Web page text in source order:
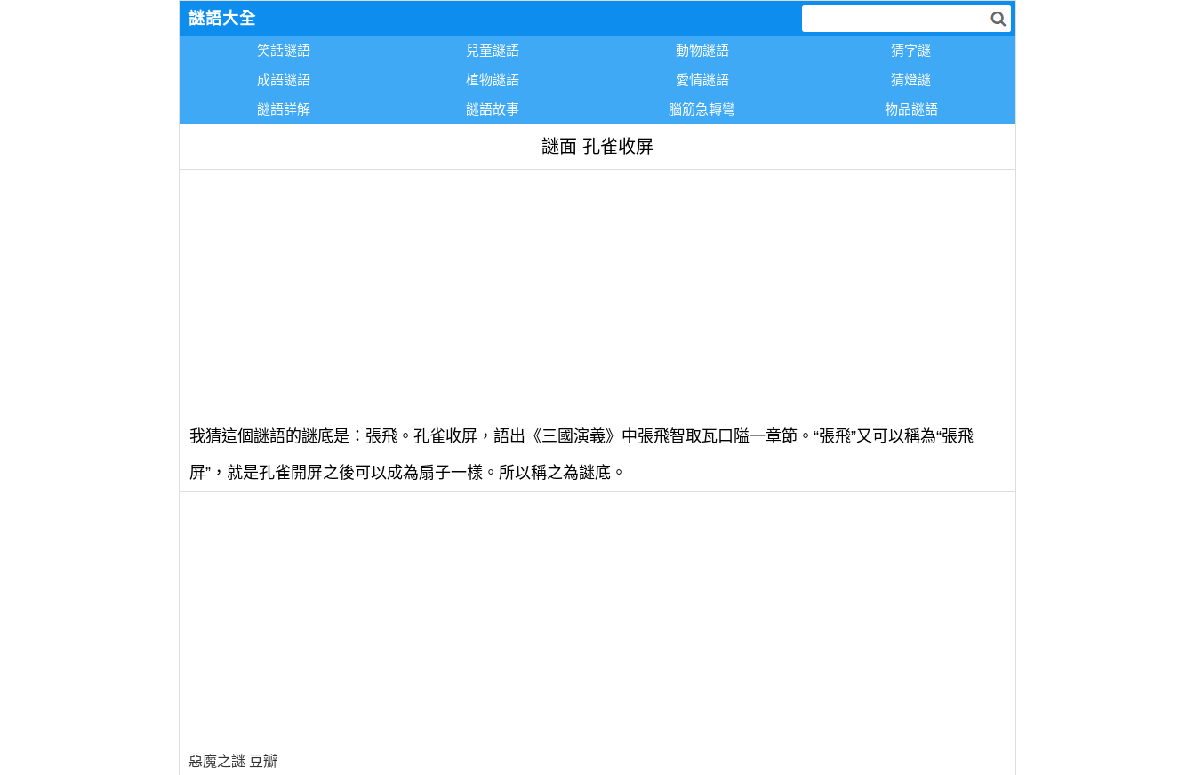
謎語大全
笑話謎語 兒童謎語 動物謎語
猜字謎
成語謎語
植物謎語 愛情謎語
猜燈謎
謎語詳解
謎語故事 腦筋急轉彎 物品謎語
謎面 孔雀收屏
我猜這個謎語的謎底是：張飛。孔雀收屏，語出《三國演義》中張飛智取瓦口隘一章節。“張飛”又可以稱為“張飛
屏”，就是孔雀開屏之後可以成為扇子一樣。所以稱之為謎底。
惡魔之謎 豆瓣